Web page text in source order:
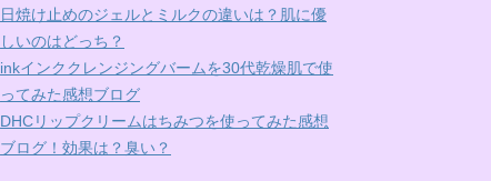
日焼け止めのジェルとミルクの違いは？肌に優
しいのはどっち？
inkインククレンジングバームを30代乾燥肌で使
ってみた感想ブログ
DHCリップクリームはちみつを使ってみた感想
ブログ！効果は？臭い？